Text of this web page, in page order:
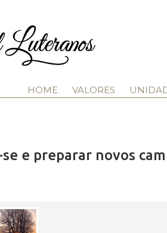
HOME VALORES
e preparar novos